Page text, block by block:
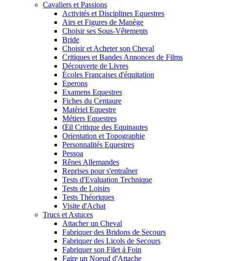
Cavaliers et Passions
Activités et Disciplines Equestres
Airs et Figures de Manège
Choisir ses Sous-Vêtements
Bride
Choisir et Acheter son Cheval
Critiques et Bandes Annonces de Films
Découverte de Livres
Écoles Françaises d'équitation
Eperons
Examens Equestres
Fiches du Centaure
Matériel Equestre
Métiers Equestres
Œil Critique des Equinautes
Orientation et Topographie
Personnalités Equestres
Pessoa
Rênes Allemandes
Reprises pour s'entraîner
Tests d'Evaluation Technique
Tests de Loisirs
Tests Théoriques
Visite d'Achat
Trucs et Astuces
Attacher un Cheval
Fabriquer des Bridons de Secours
Fabriquer des Licols de Secours
Fabriquer son Filet á Foin
Faire un Noeud d'Attache